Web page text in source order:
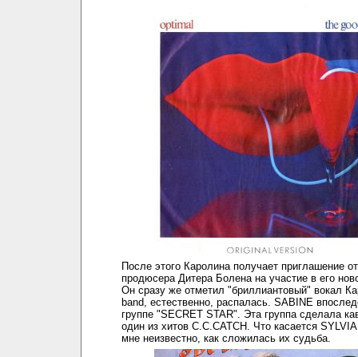
После этого Каролина получает приглашение
продюсера Дитера Болена на участие в его
Он сразу же отметил "бриллиантовый" вокал
band, естественно, распалась. SABINE
группе "SECRET STAR". Эта группа сделала
один из хитов С.C.CATCH. Что касается
мне неизвестно, как сложилась их судьба.